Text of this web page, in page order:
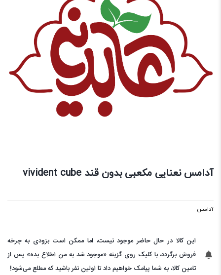
آدامس نعنایی مکعبی بدون قند vivident cube
آدامس
این کالا در حال حاضر موجود نیست، اما ممکن است بزودی به چرخه
فروش برگردد، با کلیک روی گزینه «موجود شد به من اطلاع بده» پس از
تامین کالا، به شما پیامک خواهیم داد تا اولین نفر باشید که مطلع می‌شود!